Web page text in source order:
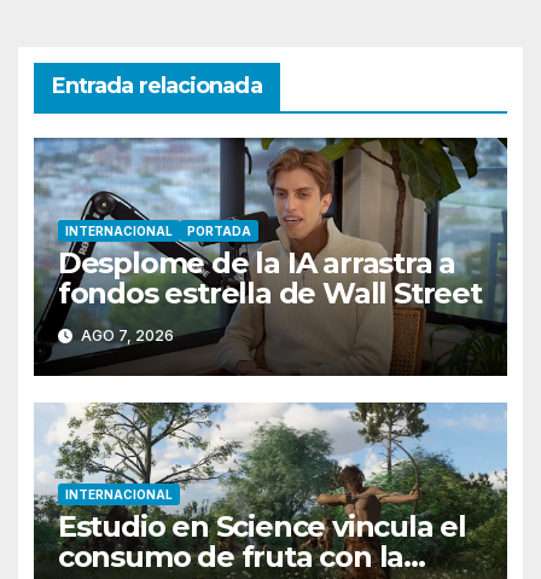
Entrada relacionada
INTERNACIONAL PORTADA
Desplome de la IA arrastra a
fondos estrella de Wall Street
AGO 7, 2026
INTERNACIONAL
Estudio en Science vincula el
consumo de fruta con la